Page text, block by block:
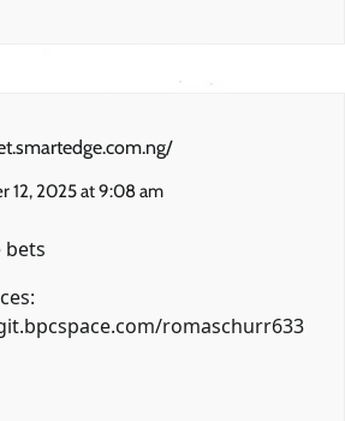
12, 2025 at 9:08 am
romaschurr633